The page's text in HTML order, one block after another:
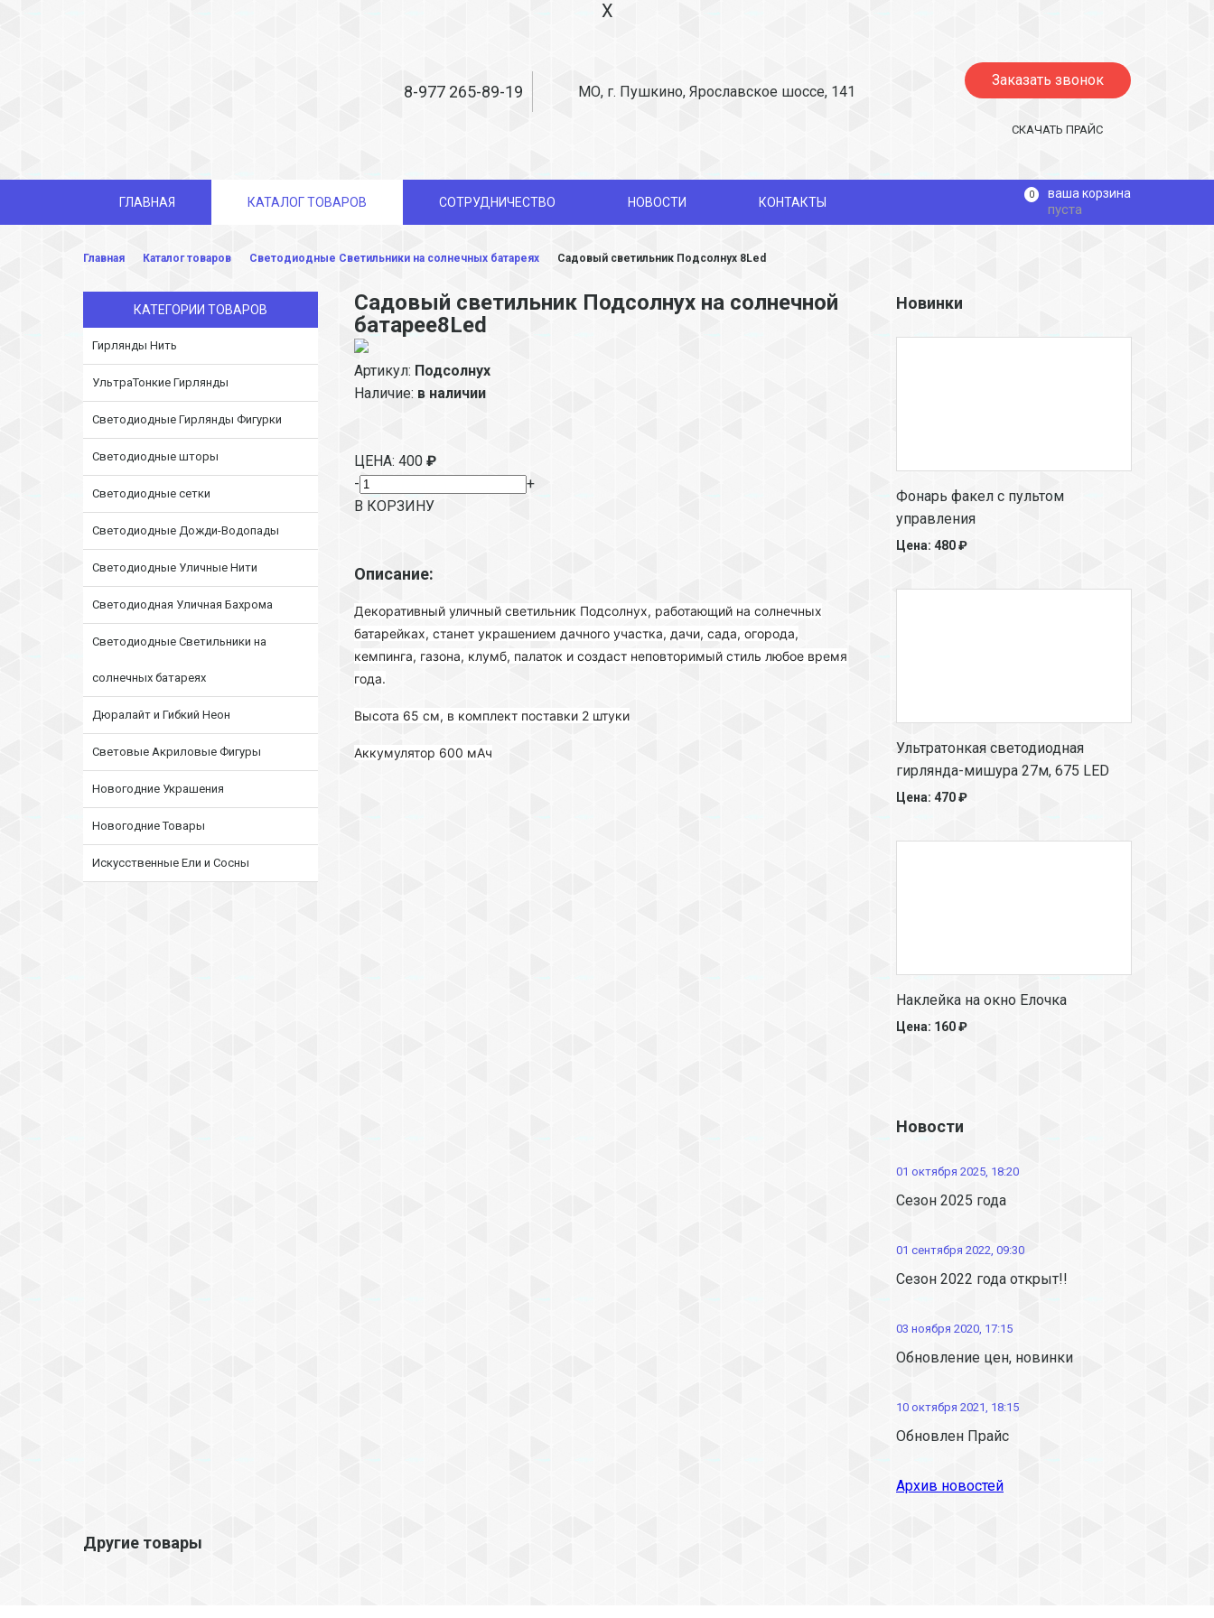
X
8-977 265-89-19 МО, г. Пушкино, Ярославское шоссе, 141
Заказать звонок
СКАЧАТЬ ПРАЙС
ГЛАВНАЯ КАТАЛОГ ТОВАРОВ СОТРУДНИЧЕСТВО НОВОСТИ КОНТАКТЫ
0 ваша корзина
пуста
Главная Каталог товаров Светодиодные Светильники на солнечных батареях Садовый светильник Подсолнух 8Led
КАТЕГОРИИ ТОВАРОВ
Гирлянды Нить
УльтраТонкие Гирлянды
Светодиодные Гирлянды Фигурки
Светодиодные шторы
Светодиодные сетки
Светодиодные Дожди-Водопады
Светодиодные Уличные Нити
Светодиодная Уличная Бахрома
Светодиодные Светильники на
солнечных батареях
Дюралайт и Гибкий Неон
Световые Акриловые Фигуры
Новогодние Украшения
Новогодние Товары
Искусственные Ели и Сосны
Садовый светильник Подсолнух на солнечной
батарее8Led
Артикул: Подсолнух
Наличие: в наличии
ЦЕНА: 400 ₽
-
+
В КОРЗИНУ
Описание:
Декоративный уличный светильник Подсолнух, работающий на солнечных
батарейках, станет украшением дачного участка, дачи, сада, огорода,
кемпинга, газона, клумб, палаток и создаст неповторимый стиль любое время
года.
Высота 65 см, в комплект поставки 2 штуки
Аккумулятор 600 мАч
Новинки
Фонарь факел с пультом
управления
Цена: 480 ₽
Ультратонкая светодиодная
гирлянда-мишура 27м, 675 LED
Цена: 470 ₽
Наклейка на окно Елочка
Цена: 160 ₽
Новости
01 октября 2025, 18:20
Сезон 2025 года
01 сентября 2022, 09:30
Сезон 2022 года открыт!!
03 ноября 2020, 17:15
Обновление цен, новинки
10 октября 2021, 18:15
Обновлен Прайс
Архив новостей
Другие товары